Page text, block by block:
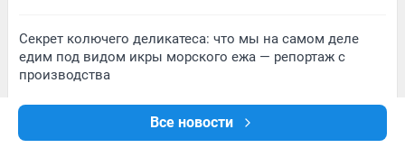
Все новости
Секрет колючего деликатеса: что мы на самом деле
едим под видом икры морского ежа — репортаж с
производства
«Страшно, жить-то хочется». Что происходит вокруг
атакованного БПЛА склада Wildberries в Волгограде —